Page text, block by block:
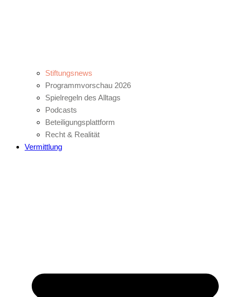
Stiftungsnews
Programmvorschau 2026
Spielregeln des Alltags
Podcasts
Beteiligungsplattform
Recht & Realität
Vermittlung